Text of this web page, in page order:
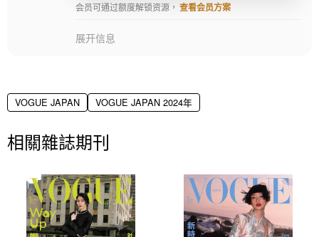
会员可通过额度解锁资源， 查看会员方案
展开信息
VOGUE JAPAN VOGUE JAPAN 2024年
相關雜誌期刊